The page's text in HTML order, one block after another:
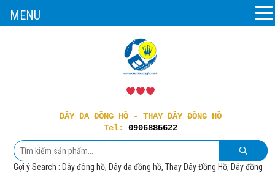
DÂY DA ĐỒNG HỒ - THAY DÂY ĐỒNG HỒ
Tel: 0906885622
Gợi ý Search : Dây đông hồ, Dây da đồng hồ, Thay Dây Đồng Hồ, Dây đồng
MENU